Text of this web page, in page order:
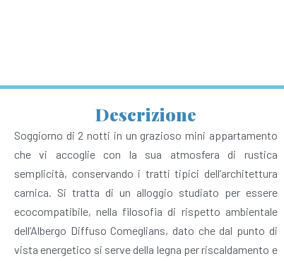
Descrizione
Soggiorno di 2 notti in un grazioso mini appartamento
che vi accoglie con la sua atmosfera di rustica
semplicità, conservando i tratti tipici dell’architettura
carnica. Si tratta di un alloggio studiato per essere
ecocompatibile, nella filosofia di rispetto ambientale
dell’Albergo Diffuso Comeglians, dato che dal punto di
vista energetico si serve della legna per riscaldamento e